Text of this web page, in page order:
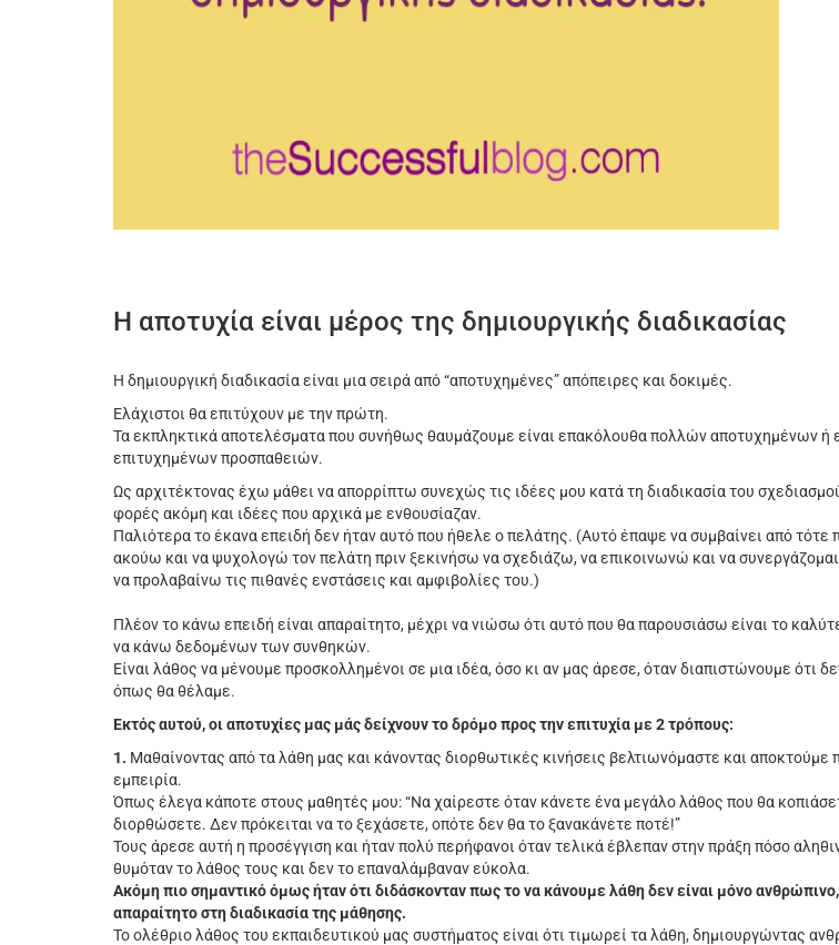
Η αποτυχία είναι μέρος της δημιουργικής διαδικασίας
Η δημιουργική διαδικασία είναι μια σειρά από “αποτυχημένες” απόπειρες και δοκιμές.
Ελάχιστοι θα επιτύχουν με την πρώτη.
Τα εκπληκτικά αποτελέσματα που συνήθως θαυμάζουμε είναι επακόλουθα πολλών αποτυχημένων ή
επιτυχημένων προσπαθειών.
Ως αρχιτέκτονας έχω μάθει να απορρίπτω συνεχώς τις ιδέες μου κατά τη διαδικασία του
φορές ακόμη και ιδέες που αρχικά με ενθουσίαζαν.
Παλιότερα το έκανα επειδή δεν ήταν αυτό που ήθελε ο πελάτης. (Αυτό έπαψε να συμβαίνει από τότε
ακούω και να ψυχολογώ τον πελάτη πριν ξεκινήσω να σχεδιάζω, να επικοινωνώ και να συνεργάζομαι
να προλαβαίνω τις πιθανές ενστάσεις και αμφιβολίες του.)
Πλέον το κάνω επειδή είναι απαραίτητο, μέχρι να νιώσω ότι αυτό που θα παρουσιάσω είναι το
να κάνω δεδομένων των συνθηκών.
Είναι λάθος να μένουμε προσκολλημένοι σε μια ιδέα, όσο κι αν μας άρεσε, όταν διαπιστώνουμε ότι
όπως θα θέλαμε.
Εκτός αυτού, οι αποτυχίες μας μάς δείχνουν το δρόμο προς την επιτυχία με 2 τρόπους:
1. Μαθαίνοντας από τα λάθη μας και κάνοντας διορθωτικές κινήσεις βελτιωνόμαστε και αποκτούμε
εμπειρία.
Όπως έλεγα κάποτε στους μαθητές μου: “Να χαίρεστε όταν κάνετε ένα μεγάλο λάθος που θα
διορθώσετε. Δεν πρόκειται να το ξεχάσετε, οπότε δεν θα το ξανακάνετε ποτέ!”
Τους άρεσε αυτή η προσέγγιση και ήταν πολύ περήφανοι όταν τελικά έβλεπαν στην πράξη πόσο
θυμόταν το λάθος τους και δεν το επαναλάμβαναν εύκολα.
Ακόμη πιο σημαντικό όμως ήταν ότι διδάσκονταν πως το να κάνουμε λάθη δεν είναι μόνο
απαραίτητο στη διαδικασία της μάθησης.
Το ολέθριο λάθος του εκπαιδευτικού μας συστήματος είναι ότι τιμωρεί τα λάθη, δημιουργώντας